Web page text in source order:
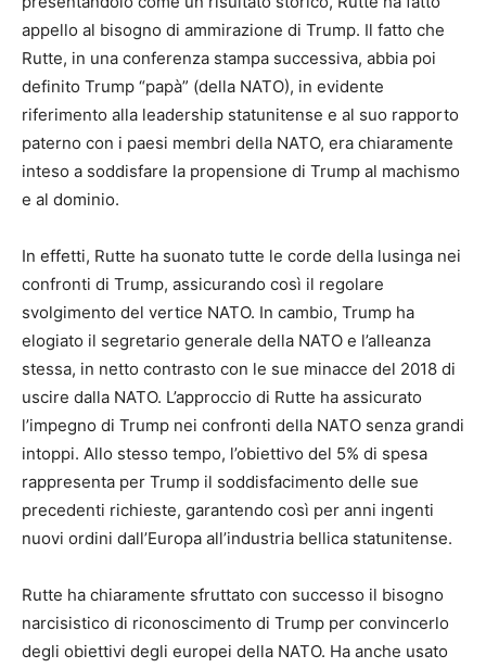
appello al bisogno di ammirazione di Trump. Il fatto che
Rutte, in una conferenza stampa successiva, abbia poi
definito Trump “papà” (della NATO), in evidente
riferimento alla leadership statunitense e al suo rapporto
paterno con i paesi membri della NATO, era chiaramente
inteso a soddisfare la propensione di Trump al machismo
e al dominio.
In effetti, Rutte ha suonato tutte le corde della lusinga nei
confronti di Trump, assicurando così il regolare
svolgimento del vertice NATO. In cambio, Trump ha
elogiato il segretario generale della NATO e l’alleanza
stessa, in netto contrasto con le sue minacce del 2018 di
uscire dalla NATO. L’approccio di Rutte ha assicurato
l’impegno di Trump nei confronti della NATO senza grandi
intoppi. Allo stesso tempo, l’obiettivo del 5% di spesa
rappresenta per Trump il soddisfacimento delle sue
precedenti richieste, garantendo così per anni ingenti
nuovi ordini dall’Europa all’industria bellica statunitense.
Rutte ha chiaramente sfruttato con successo il bisogno
narcisistico di riconoscimento di Trump per convincerlo
degli obiettivi degli europei della NATO. Ha anche usato